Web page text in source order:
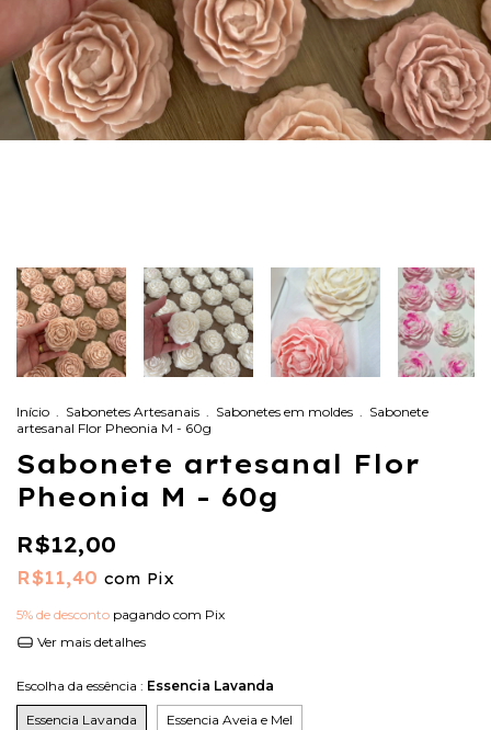
Início . Sabonetes Artesanais . Sabonetes em moldes . Sabonete
artesanal Flor Pheonia M - 60g
Sabonete artesanal Flor
Pheonia M - 60g
R$12,00
R$11,40 com Pix
5% de desconto pagando com Pix
Ver mais detalhes
Escolha da essência : Essencia Lavanda
Essencia Lavanda Essencia Aveia e Mel